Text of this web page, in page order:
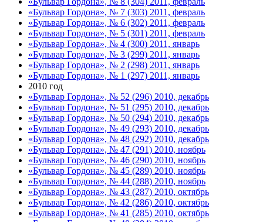
«Бульвар Гордона», № 7 (303) 2011, февраль
«Бульвар Гордона», № 6 (302) 2011, февраль
«Бульвар Гордона», № 5 (301) 2011, февраль
«Бульвар Гордона», № 4 (300) 2011, январь
«Бульвар Гордона», № 3 (299) 2011, январь
«Бульвар Гордона», № 2 (298) 2011, январь
«Бульвар Гордона», № 1 (297) 2011, январь
2010 год
«Бульвар Гордона», № 52 (296) 2010, декабрь
«Бульвар Гордона», № 51 (295) 2010, декабрь
«Бульвар Гордона», № 50 (294) 2010, декабрь
«Бульвар Гордона», № 49 (293) 2010, декабрь
«Бульвар Гордона», № 48 (292) 2010, декабрь
«Бульвар Гордона», № 47 (291) 2010, ноябрь
«Бульвар Гордона», № 46 (290) 2010, ноябрь
«Бульвар Гордона», № 45 (289) 2010, ноябрь
«Бульвар Гордона», № 44 (288) 2010, ноябрь
«Бульвар Гордона», № 43 (287) 2010, октябрь
«Бульвар Гордона», № 42 (286) 2010, октябрь
«Бульвар Гордона», № 41 (285) 2010, октябрь